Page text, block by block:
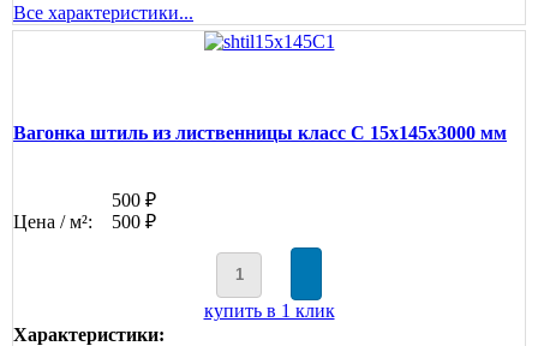
Все характеристики...
Вагонка штиль из лиственницы класс С 15x145x3000 мм
500 ₽
Цена / м²:
500 ₽
купить в 1 клик
Характеристики: